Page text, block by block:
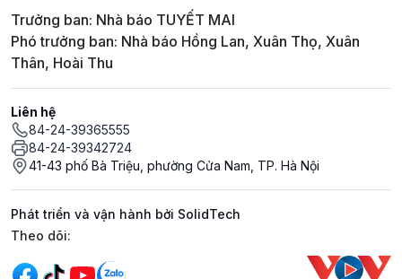
Trưởng ban: Nhà báo TUYẾT MAI
Phó trưởng ban: Nhà báo Hồng Lan, Xuân Thọ, Xuân
Thân, Hoài Thu
Liên hệ
84-24-39365555
84-24-39342724
41-43 phố Bà Triệu, phường Cửa Nam, TP. Hà Nội
Phát triển và vận hành bởi SolidTech
Mạng xã hội
Theo dõi: